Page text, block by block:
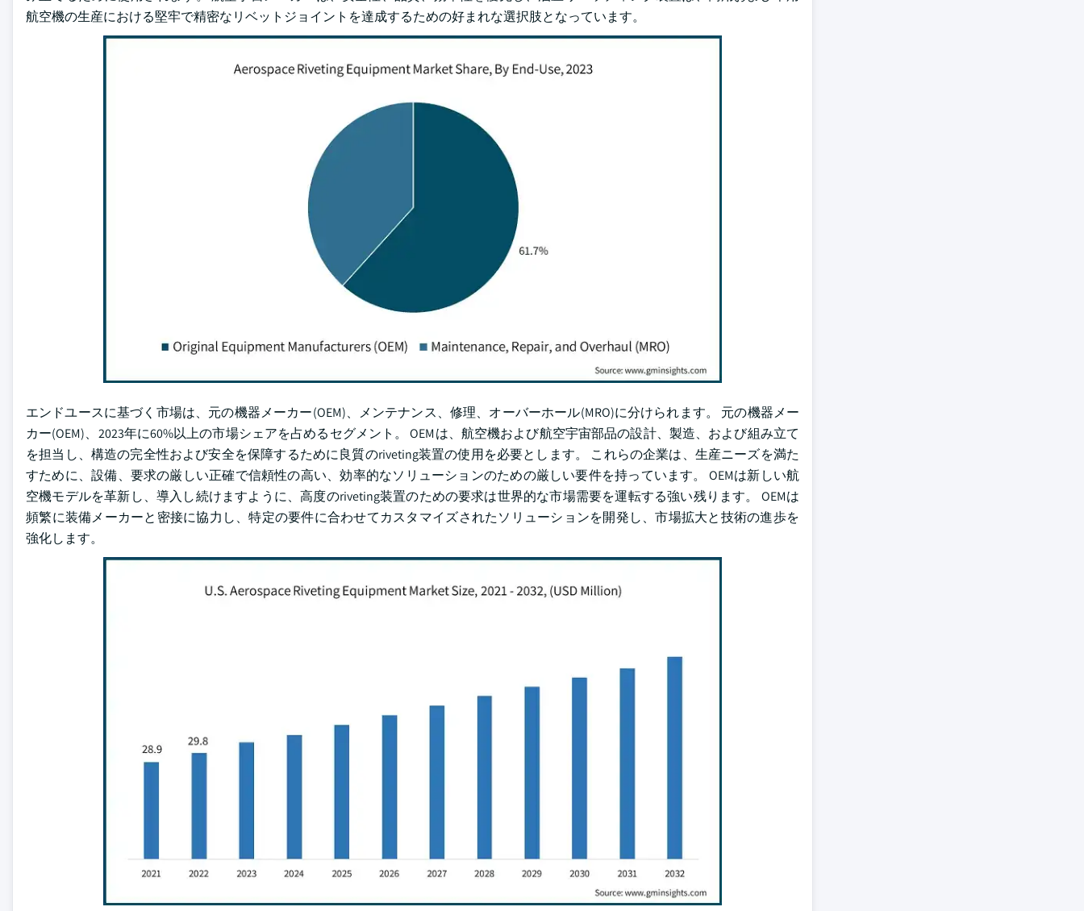
航空機の生産における堅牢で精密なリベットジョイントを達成するための好まれな選択肢となっています。
エンドユースに基づく市場は、元の機器メーカー(OEM)、メンテナンス、修理、オーバーホール(MRO)に分けられます。 元の機器メー
カー(OEM)、2023年に60%以上の市場シェアを占めるセグメント。 OEMは、航空機および航空宇宙部品の設計、製造、および組み立て
を担当し、構造の完全性および安全を保障するために良質のriveting装置の使用を必要とします。 これらの企業は、生産ニーズを満た
すために、設備、要求の厳しい正確で信頼性の高い、効率的なソリューションのための厳しい要件を持っています。 OEMは新しい航
空機モデルを革新し、導入し続けますように、高度のriveting装置のための要求は世界的な市場需要を運転する強い残ります。 OEMは
頻繁に装備メーカーと密接に協力し、特定の要件に合わせてカスタマイズされたソリューションを開発し、市場拡大と技術の進歩を
強化します。